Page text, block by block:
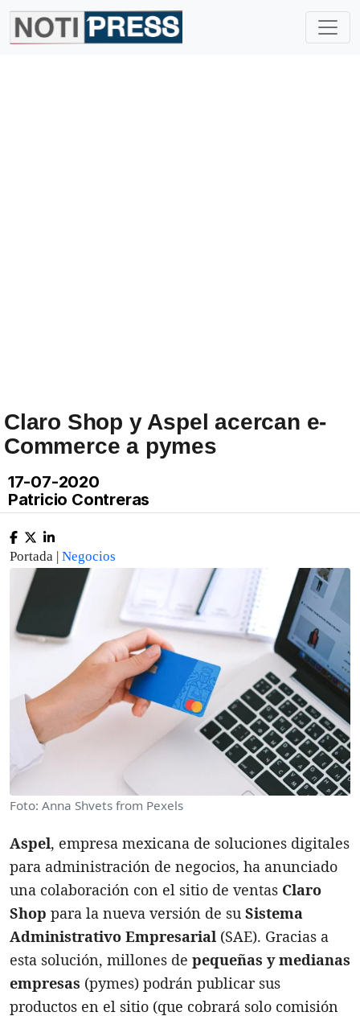
Claro Shop y Aspel acercan e-
Commerce a pymes
17-07-2020
Patricio Contreras
Portada | Negocios
Foto: Anna Shvets from Pexels
Aspel, empresa mexicana de soluciones digitales
para administración de negocios, ha anunciado
una colaboración con el sitio de ventas Claro
Shop para la nueva versión de su Sistema
Administrativo Empresarial (SAE). Gracias a
esta solución, millones de pequeñas y medianas
empresas (pymes) podrán publicar sus
productos en el sitio (que cobrará solo comisión